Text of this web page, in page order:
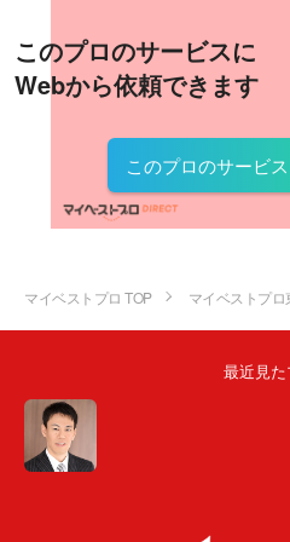
このプロのサービスに
Webから依頼できます
このプロのサービ
マイベストプロ TOP マイベストプロ
最近見た